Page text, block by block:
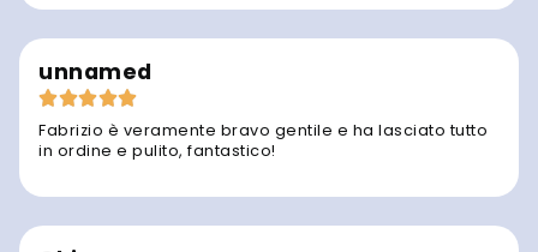
unnamed
Fabrizio è veramente bravo gentile e ha lasciato tutto
in ordine e pulito, fantastico!